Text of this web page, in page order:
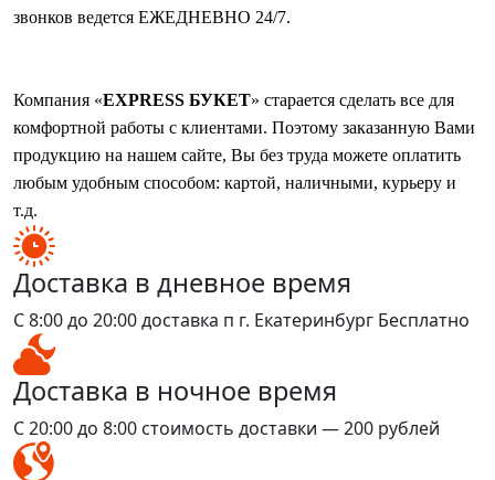
звонков ведется ЕЖЕДНЕВНО 24/7.
Компания «EXPRESS БУКЕТ» старается сделать все для
комфортной работы с клиентами. Поэтому заказанную Вами
продукцию на нашем сайте, Вы без труда можете оплатить
любым удобным способом: картой, наличными, курьеру и
т.д.
Доставка в дневное время
С 8:00 до 20:00 доставка п г. Екатеринбург Бесплатно
Доставка в ночное время
С 20:00 до 8:00 стоимость доставки — 200 рублей